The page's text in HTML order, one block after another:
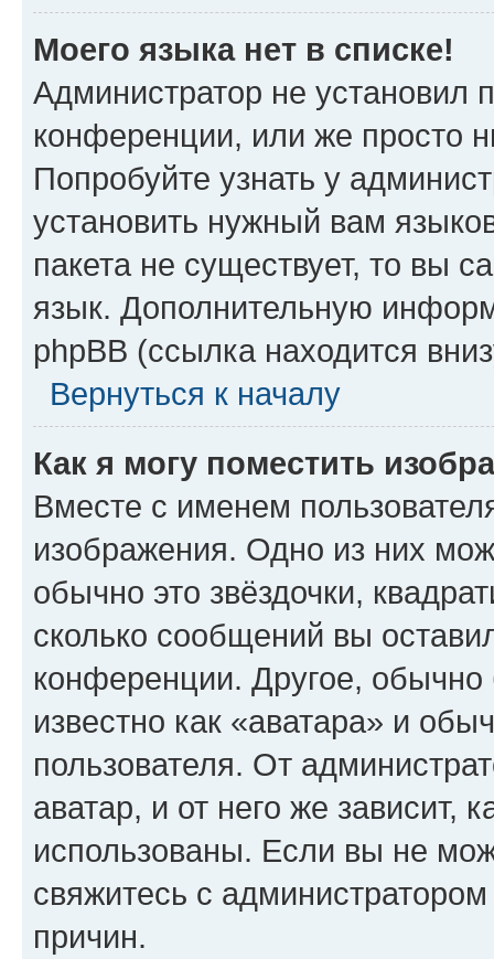
Моего языка нет в списке!
Администратор не установил
конференции, или же просто
Попробуйте узнать у
установить нужный вам
пакета не существует, то вы
язык. Дополнительную
phpBB (ссылка находится
Вернуться к началу
Как я могу поместить
Вместе с именем
изображения. Одно из них
обычно это звёздочки,
сколько сообщений вы
конференции. Другое,
известно как «аватара» и
пользователя. От
аватар, и от него же зависит,
использованы. Если вы не
свяжитесь с
причин.